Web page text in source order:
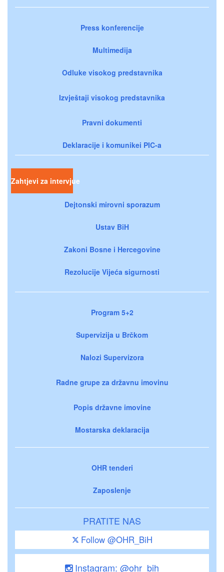
Press konferencije
Multimedija
Odluke visokog predstavnika
Izvještaji visokog predstavnika
Pravni dokumenti
Deklaracije i komunikei PIC-a
Zahtjevi za intervjue
Dejtonski mirovni sporazum
Ustav BiH
Zakoni Bosne i Hercegovine
Rezolucije Vijeća sigurnosti
Program 5+2
Supervizija u Brčkom
Nalozi Supervizora
Radne grupe za državnu imovinu
Popis državne imovine
Mostarska deklaracija
OHR tenderi
Zaposlenje
PRATITE NAS
Follow @OHR_BiH
Instagram: @ohr_bih